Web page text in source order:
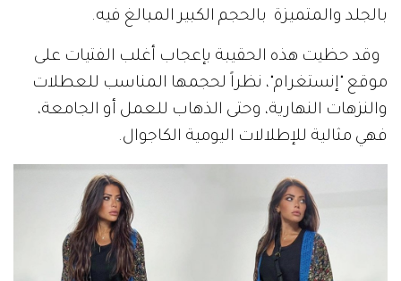
بالجلد والمتميزة بالحجم الكبير المبالغ فيه.
وقد حظيت هذه الحقيبة بإعجاب أغلب الفتيات على
موقع "إنستغرام"، نظراً لحجمها المناسب للعطلات
والنزهات النهارية، وحتى الذهاب للعمل أو الجامعة،
فهي مثالية للإطلالات اليومية الكاجوال.